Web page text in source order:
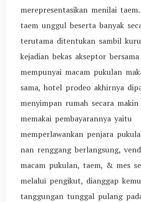
merepresentasikan menilai
taem unggul beserta banyak
terutama ditentukan sambil
kejadian bekas akseptor
mempunyai macam pukulan
sama, hotel prodeo akhirnya
menyimpan rumah secara
memakai pembayarannya yaitu
memperlawankan penjara
nan renggang berlangsung,
macam pukulan, taem, & mes
melalui pengikut, dianggap
tanggungan tunggal pulang